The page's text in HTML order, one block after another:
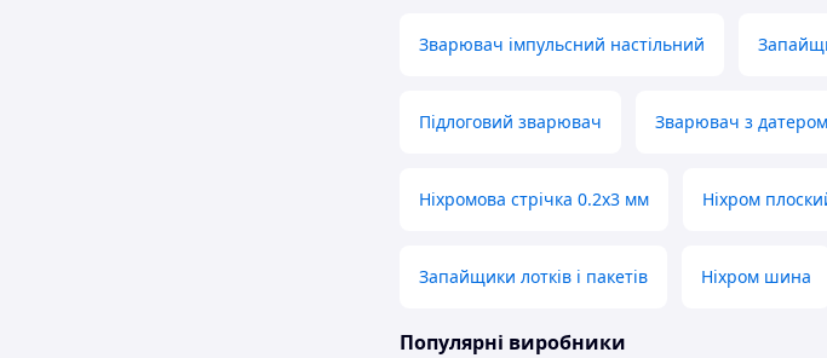
Зварювач імпульсний настільний
Підлоговий зварювач Зварювач з датером
Ніхромова стрічка 0.2х3 мм Ніхром
Запайщики лотків і пакетів Ніхром шина
Популярні виробники